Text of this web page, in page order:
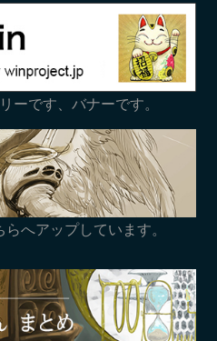
ーです、バナーです。
へアップしています。